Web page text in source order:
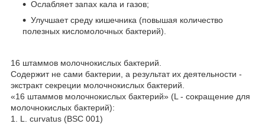
Ослабляет запах кала и газов;
Улучшает среду кишечника (повышая количество
полезных кисломолочных бактерий).
16 штаммов молочнокислых бактерий.
Содержит не сами бактерии, а результат их деятельности -
экстракт секреции молочнокислых бактерий.
«16 штаммов молочнокислых бактерий» (L - сокращение для
молочнокислых бактерий):
1. L. curvatus (BSC 001)